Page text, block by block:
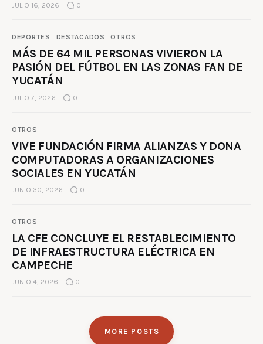
JULIO 16, 2026 0
DEPORTES DESTACADOS OTROS
MÁS DE 64 MIL PERSONAS VIVIERON LA
PASIÓN DEL FÚTBOL EN LAS ZONAS FAN DE
YUCATÁN
JULIO 7, 2026 0
OTROS
VIVE FUNDACIÓN FIRMA ALIANZAS Y DONA
COMPUTADORAS A ORGANIZACIONES
SOCIALES EN YUCATÁN
JUNIO 30, 2026 0
OTROS
LA CFE CONCLUYE EL RESTABLECIMIENTO
DE INFRAESTRUCTURA ELÉCTRICA EN
CAMPECHE
JUNIO 4, 2026 0
MORE POSTS